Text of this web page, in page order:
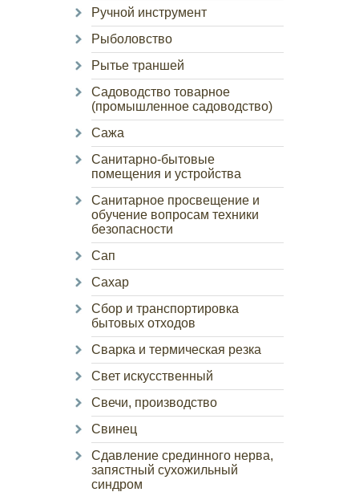
Ручной инструмент
Рыболовство
Рытье траншей
Садоводство товарное
(промышленное садоводство)
Сажа
Санитарно-бытовые
помещения и устройства
Санитарное просвещение и
обучение вопросам техники
безопасности
Сап
Сахар
Сбор и транспортировка
бытовых отходов
Сварка и термическая резка
Свет искусственный
Свечи, производство
Свинец
Сдавление срединного нерва,
запястный сухожильный
синдром